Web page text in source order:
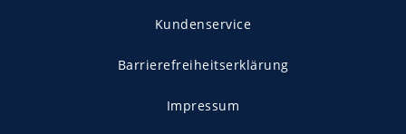
Kundenservice
Barrierefreiheitserklärung
Impressum